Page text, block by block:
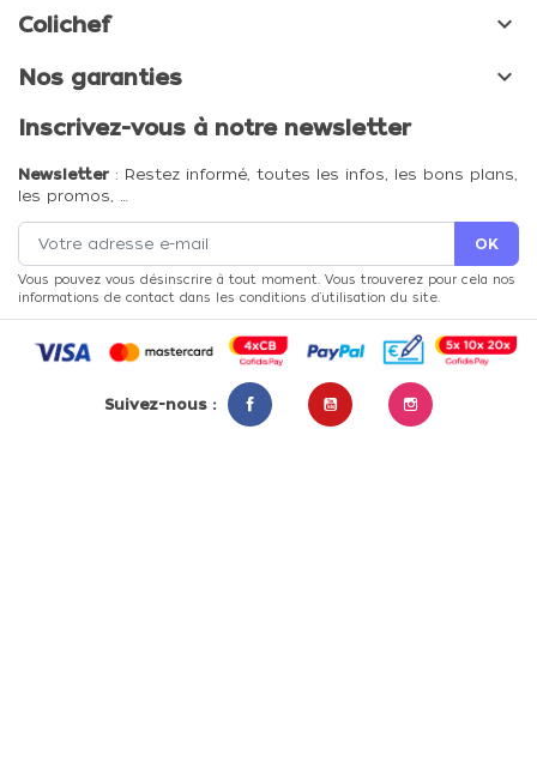
Colichef 
Nos garanties 
Inscrivez-vous à notre newsletter
Newsletter : Restez informé, toutes les infos, les bons plans,
les promos, …
Vous pouvez vous désinscrire à tout moment. Vous trouverez pour cela nos
informations de contact dans les conditions d'utilisation du site.
Suivez-nous :
FacebookYouTubeInstagram